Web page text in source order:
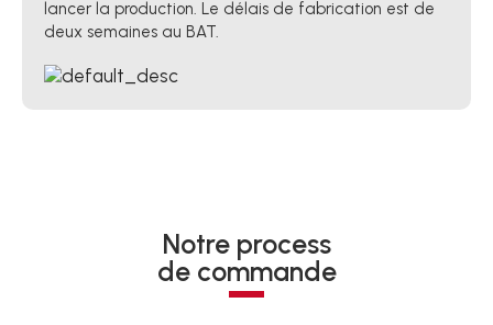
lancer la production. Le délais de fabrication est de
deux semaines au BAT.
Notre process
de commande